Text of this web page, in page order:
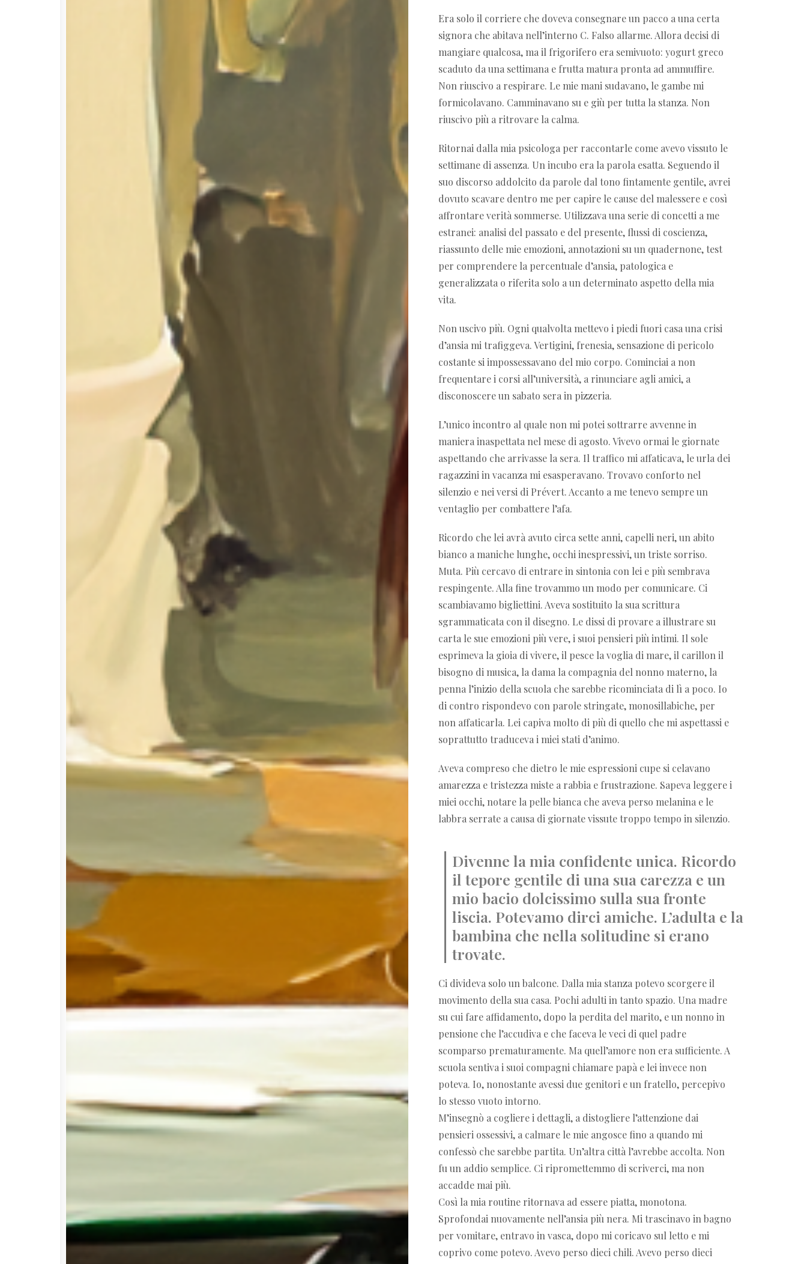
Era solo il corriere che doveva consegnare un pacco a una certa
signora che abitava nell’interno C. Falso allarme. Allora decisi di
mangiare qualcosa, ma il frigorifero era semivuoto: yogurt greco
scaduto da una settimana e frutta matura pronta ad ammuffire.
Non riuscivo a respirare. Le mie mani sudavano, le gambe mi
formicolavano. Camminavano su e giù per tutta la stanza. Non
riuscivo più a ritrovare la calma.
Ritornai dalla mia psicologa per raccontarle come avevo vissuto le
settimane di assenza. Un incubo era la parola esatta. Seguendo il
suo discorso addolcito da parole dal tono fintamente gentile, avrei
dovuto scavare dentro me per capire le cause del malessere e così
affrontare verità sommerse. Utilizzava una serie di concetti a me
estranei: analisi del passato e del presente, flussi di coscienza,
riassunto delle mie emozioni, annotazioni su un quadernone, test
per comprendere la percentuale d’ansia, patologica e
generalizzata o riferita solo a un determinato aspetto della mia
vita.
Non uscivo più. Ogni qualvolta mettevo i piedi fuori casa una crisi
d’ansia mi trafiggeva. Vertigini, frenesia, sensazione di pericolo
costante si impossessavano del mio corpo. Cominciai a non
frequentare i corsi all’università, a rinunciare agli amici, a
disconoscere un sabato sera in pizzeria.
L’unico incontro al quale non mi potei sottrarre avvenne in
maniera inaspettata nel mese di agosto. Vivevo ormai le giornate
aspettando che arrivasse la sera. Il traffico mi affaticava, le urla dei
ragazzini in vacanza mi esasperavano. Trovavo conforto nel
silenzio e nei versi di Prévert. Accanto a me tenevo sempre un
ventaglio per combattere l’afa.
Ricordo che lei avrà avuto circa sette anni, capelli neri, un abito
bianco a maniche lunghe, occhi inespressivi, un triste sorriso.
Muta. Più cercavo di entrare in sintonia con lei e più sembrava
respingente. Alla fine trovammo un modo per comunicare. Ci
scambiavamo bigliettini. Aveva sostituito la sua scrittura
sgrammaticata con il disegno. Le dissi di provare a illustrare su
carta le sue emozioni più vere, i suoi pensieri più intimi. Il sole
esprimeva la gioia di vivere, il pesce la voglia di mare, il carillon il
bisogno di musica, la dama la compagnia del nonno materno, la
penna l’inizio della scuola che sarebbe ricominciata di lì a poco. Io
di contro rispondevo con parole stringate, monosillabiche, per
non affaticarla. Lei capiva molto di più di quello che mi aspettassi e
soprattutto traduceva i miei stati d’animo.
Aveva compreso che dietro le mie espressioni cupe si celavano
amarezza e tristezza miste a rabbia e frustrazione. Sapeva leggere i
miei occhi, notare la pelle bianca che aveva perso melanina e le
labbra serrate a causa di giornate vissute troppo tempo in silenzio.
Divenne la mia confidente unica. Ricordo
il tepore gentile di una sua carezza e un
mio bacio dolcissimo sulla sua fronte
liscia. Potevamo dirci amiche. L’adulta e la
bambina che nella solitudine si erano
trovate.
Ci divideva solo un balcone. Dalla mia stanza potevo scorgere il
movimento della sua casa. Pochi adulti in tanto spazio. Una madre
su cui fare affidamento, dopo la perdita del marito, e un nonno in
pensione che l’accudiva e che faceva le veci di quel padre
scomparso prematuramente. Ma quell’amore non era sufficiente. A
scuola sentiva i suoi compagni chiamare papà e lei invece non
poteva. Io, nonostante avessi due genitori e un fratello, percepivo
lo stesso vuoto intorno.
M’insegnò a cogliere i dettagli, a distogliere l’attenzione dai
pensieri ossessivi, a calmare le mie angosce fino a quando mi
confessò che sarebbe partita. Un’altra città l’avrebbe accolta. Non
fu un addio semplice. Ci ripromettemmo di scriverci, ma non
accadde mai più.
Così la mia routine ritornava ad essere piatta, monotona.
Sprofondai nuovamente nell’ansia più nera. Mi trascinavo in bagno
per vomitare, entravo in vasca, dopo mi coricavo sul letto e mi
coprivo come potevo. Avevo perso dieci chili. Avevo perso dieci